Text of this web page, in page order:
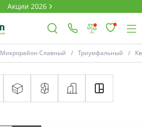
Акции 2026
Микрорайон Славный Триумфальный